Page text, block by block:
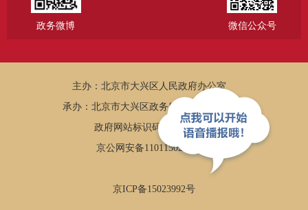
政务微博 微信公众号
主办：北京市大兴区人民政府办公室
承办：北京市大兴区政务服务和数据管理局
政府网站标识码：1101150005
京公网安备11011502002502
京ICP备15023992号